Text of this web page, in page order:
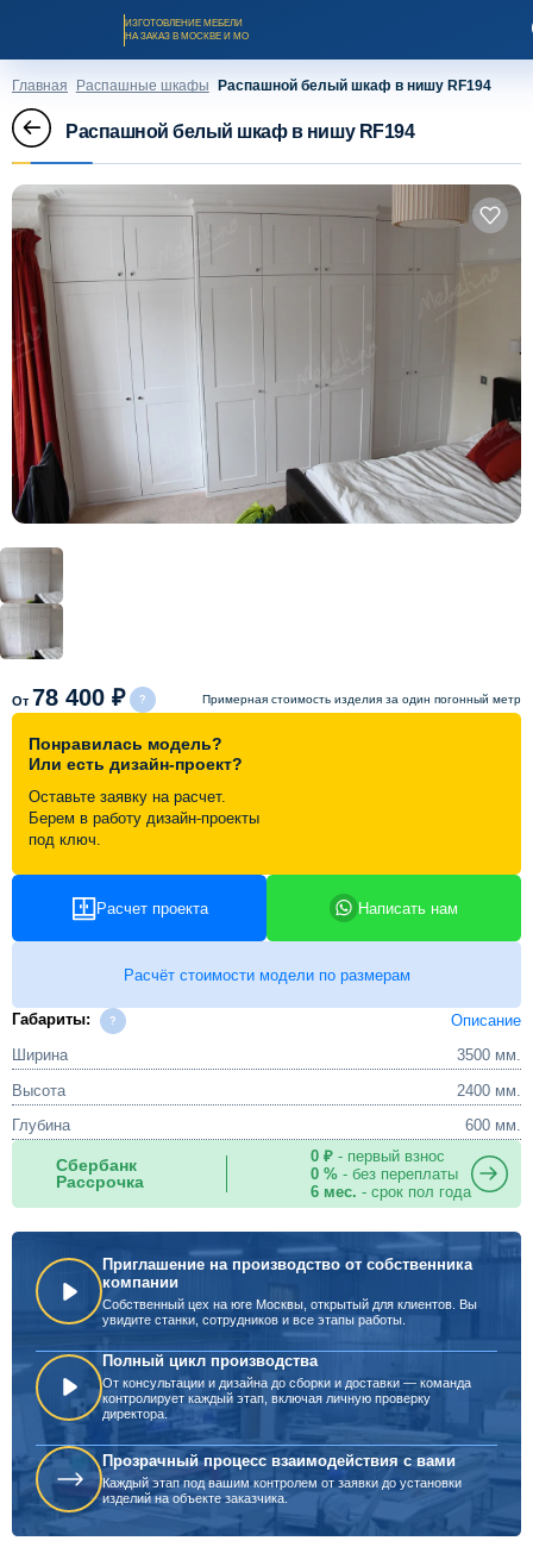
ИЗГОТОВЛЕНИЕ МЕБЕЛИ
НА ЗАКАЗ В МОСКВЕ И МО
Заказать звонок
Каталог мебели на заказ
О компании
Оплата и доставка
Рассрочка и кредит
Схема работы
Акции и скидки
Портфолио
Статьи
Контакты
Главная Распашные шкафы Распашной белый шкаф в нишу RF194
Распашной белый шкаф в нишу RF194
От 78 400 ₽ Примерная стоимость изделия за один погонный метр
Понравилась модель?
Или есть дизайн-проект?
Оставьте заявку на расчет.
Берем в работу дизайн-проекты
под ключ.
Расчет проекта Написать нам
Расчёт стоимости модели по размерам
Габариты:
Описание
Ширина
3500 мм.
Высота
2400 мм.
Глубина
600 мм.
Сбербанк
Рассрочка
0 ₽- первый взнос
0 %- без переплаты
6 мес. - срок пол года
Приглашение на производство от собственника
компании
Собственный цех на юге Москвы, открытый для клиентов. Вы
увидите станки, сотрудников и все этапы работы.
Полный цикл производства
От консультации и дизайна до сборки и доставки — команда
контролирует каждый этап, включая личную проверку
директора.
Прозрачный процесс взаимодействия с вами
Каждый этап под вашим контролем от заявки до установки
изделий на объекте заказчика.